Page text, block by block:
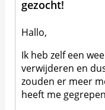
gezocht!
Hallo,
Ik heb zelf een
verwijderen en
zouden er meer
heeft me